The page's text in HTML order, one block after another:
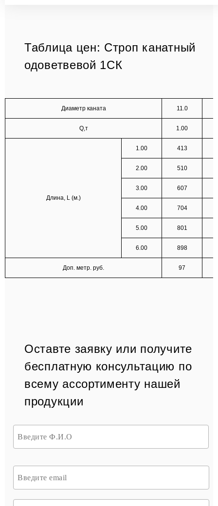
Таблица цен: Строп канатный
одоветвевой 1СК
Диаметр каната 11.0
Q,т 1.00
Длина, L (м.)
1.00 413
2.00 510
3.00 607
4.00 704
5.00 801
6.00 898
Доп. метр. руб. 97
Оставте заявку или получите
бесплатную консультацию по
всему ассортименту нашей
продукции